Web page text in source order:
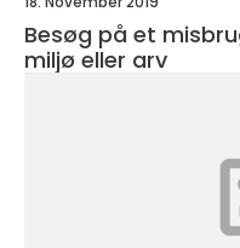
Besøg på et
miljø eller arv